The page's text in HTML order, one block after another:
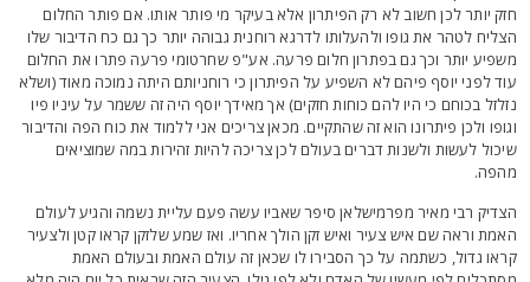
יותר לכן חשוב לא רק הפיתרון אלא בעיקר מי פותר אותו. אם פותר החלום
לטהר את גופו ולהעלותו לדרגא רוחנית גבוהה יותר כך גם כח הדיבור שלו
יותר וכך גם בפתרון חלום פרעה. אע"פ שחרטומי פרעה פתרו את החלום
לפני יוסף פיהם לא השפיע על הפיתרון כי רוחניותם היתה נמוכה מאוד (ושלא
בכוחם כי היו להם כוחות חזקים) אך מאידך יוסף היה זה ששמר על עיניו פיו
ולכן פיתרונו הוא זה שהתקיים. מכאן צריכים אני ללמוד את כוח הפה והדיבור
לעשות ולשנות דברים בעולם לכן צריכה להיות זהירות במה שמוציאים
רבי מאיר מפרמישלאן סיפר שאביו עשה פעם עליית נשמה והגיע לעולם
וראה שם איש צעיר ואיש זקן הולך אחריו. ואז שמע שלזקן קראו קטן ולצעיר
גדול, כשתמה על כך הסבירו לו שכאן זה עולם האמת ובעולם האמת